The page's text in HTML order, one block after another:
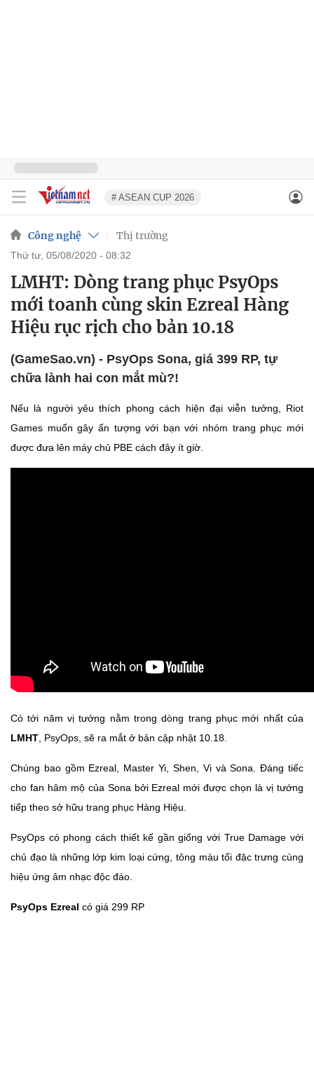
# ASEAN CUP 2026
Công nghệ Thị trường
thứ tư, 05/08/2020 - 08:32
LMHT: Dòng trang phục PsyOps
mới toanh cùng skin Ezreal Hàng
Hiệu rục rịch cho bản 10.18
(GameSao.vn) - PsyOps Sona, giá 399 RP, tự
chữa lành hai con mắt mù?!
Nếu là người yêu thích phong cách hiện đại viễn tưởng, Riot
Games muốn gây ấn tượng với bạn với nhóm trang phục mới
được đưa lên máy chủ PBE cách đây ít giờ.
Có tới năm vị tướng nằm trong dòng trang phục mới nhất của
LMHT , PsyOps, sẽ ra mắt ở bản cập nhật 10.18.
Chúng bao gồm Ezreal, Master Yi, Shen, Vi và Sona. Đáng tiếc
cho fan hâm mộ của Sona bởi Ezreal mới được chọn là vị tướng
tiếp theo sở hữu trang phục Hàng Hiệu.
PsyOps có phong cách thiết kế gần giống với True Damage với
chủ đạo là những lớp kim loại cứng, tông màu tối đặc trưng cùng
hiệu ứng âm nhạc độc đáo.
PsyOps Ezreal có giá 299 RP